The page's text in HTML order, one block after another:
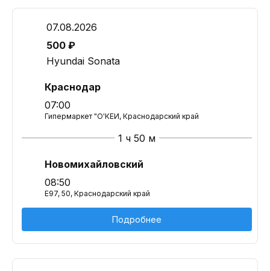
07.08.2026
500 ₽
Hyundai Sonata
Краснодар
07:00
Гипермаркет "О'КЕЙ, Краснодарский край
1 ч 50 м
Новомихайловский
08:50
E97, 50, Краснодарский край
Подробнее